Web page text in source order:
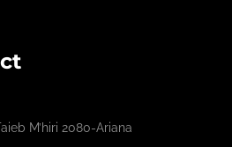
M’hiri 2080-Ariana